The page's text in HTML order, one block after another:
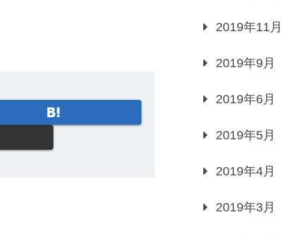
2019年11月
2019年9月
2019年6月
2019年5月
2019年4月
2019年3月